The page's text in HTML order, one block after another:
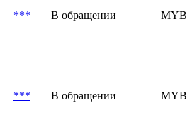
*** В обращении
*** В обращении